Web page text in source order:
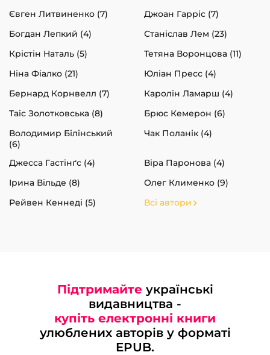
Євген Литвиненко (7)
Джоан Гарріс (7)
Богдан Лепкий (4)
Станіслав Лем (23)
Крістін Наталь (5)
Тетяна Воронцова (11)
Ніна Фіалко (21)
Юліан Пресс (4)
Бернард Корнвелл (7)
Каролін Ламарш (4)
Таіс Золотковська (8)
Брюс Кемерон (6)
Володимир Білінський
(6)
Чак Поланік (4)
Джесса Гастінґс (4)
Віра Паронова (4)
Ірина Вільде (8)
Олег Клименко (9)
Рейвен Кеннеді (5)
Всі автори
Підтримайте українські
видавництва -
купіть електронні книги
улюблених авторів у форматі
EPUB.